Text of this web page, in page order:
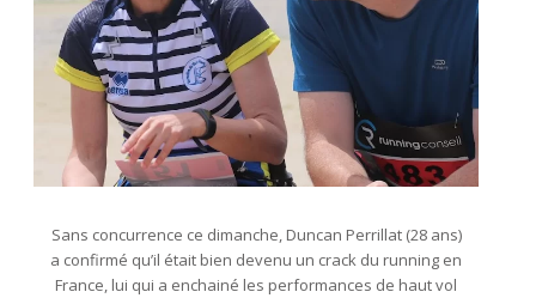
Sans concurrence ce dimanche, Duncan Perrillat (28 ans)
a confirmé qu’il était bien devenu un crack du running en
France, lui qui a enchainé les performances de haut vol